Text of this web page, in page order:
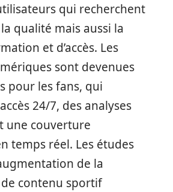
qui recherchent
qualité mais aussi la
et d’accès. Les
sont devenues
pour les fans, qui
24/7, des analyses
une couverture
temps réel. Les études
de la
contenu sportif